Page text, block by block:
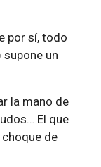
por sí, todo
un
la mano de
El que
de